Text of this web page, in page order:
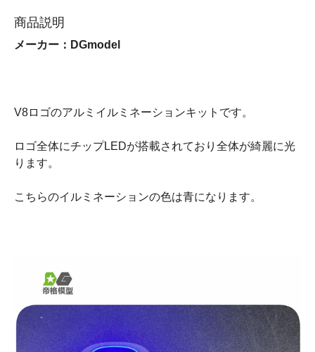
商品説明
メーカー：DGmodel
V8ロゴのアルミイルミネーションキットです。
ロゴ全体にチップLEDが搭載されており全体が綺麗に光
ります。
こちらのイルミネーションの色は青になります。